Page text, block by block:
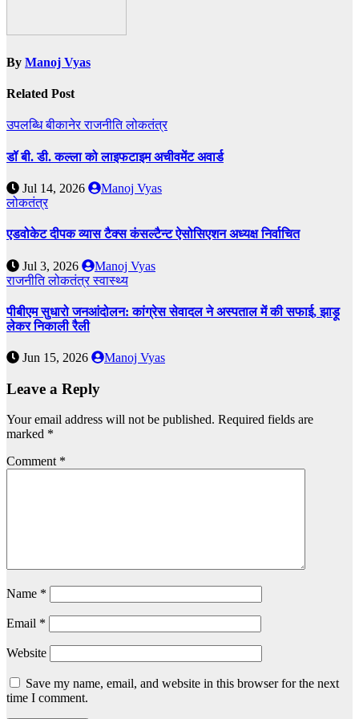
By Manoj Vyas
Related Post
उपलब्धिबीकानेरराजनीतिलोकतंत्र
डॉ बी. डी. कल्ला को लाइफटाइम अचीवमेंट अवार्ड
Jul 14, 2026
Manoj Vyas
लोकतंत्र
एडवोकेट दीपक व्यास टैक्स कंसल्टैन्ट ऐसोसिएशन अध्यक्ष निर्वाचित
Jul 3, 2026
Manoj Vyas
राजनीतिलोकतंत्रस्वास्थ्य
पीबीएम सुधारो जनआंदोलन: कांग्रेस सेवादल ने अस्पताल में की सफाई, झाड़ू
लेकर निकाली रैली
Jun 15, 2026 Manoj Vyas
Leave a Reply
Your email address will not be published. Required fields are
marked *
Comment *
Name *
Email *
Website
Save my name, email, and website in this browser for the next
time I comment.